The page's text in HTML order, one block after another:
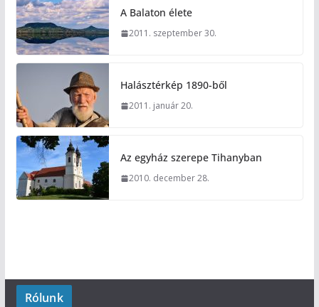
A Balaton élete
2011. szeptember 30.
Halásztérkép 1890-ből
2011. január 20.
Az egyház szerepe Tihanyban
2010. december 28.
Rólunk